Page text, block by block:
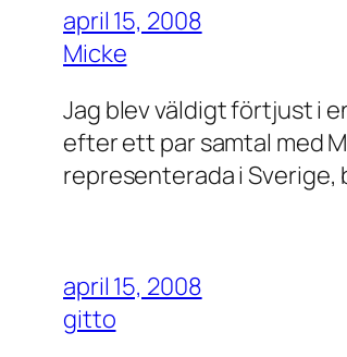
april 15, 2008
Micke
Jag blev väldigt förtjust i
efter ett par samtal med
representerada i Sverige,
april 15, 2008
gitto